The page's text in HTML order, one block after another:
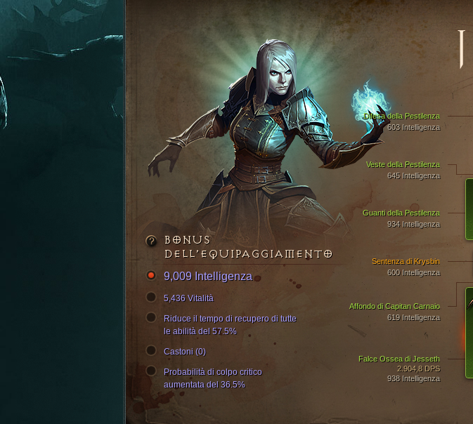
J
Veste della Pestilenza
645 Intelligenza
Guanti della Pestilenza
934 Intelligenza
Difesa della Pestilenza
603 Intelligenza
Affondo di Capitan Carnaio
619 Intelligenza
Falce Ossea di Jesseth
2.904,8 DPS
938 Intelligenza
Sentenza di Krysbin
600 Intelligenza
BONUS
DELL’EQUIPAGGIAMENTO
9,009 Intelligenza
5,436 Vitalità
Riduce il tempo di recupero di tutte
le abilità del 57.5%
Castoni (0)
Probabilità di colpo critico
aumentata del 36.5%